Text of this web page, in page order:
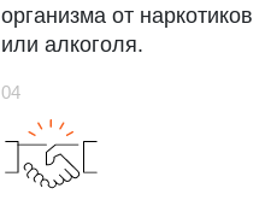
организма от наркотиков
или алкоголя.